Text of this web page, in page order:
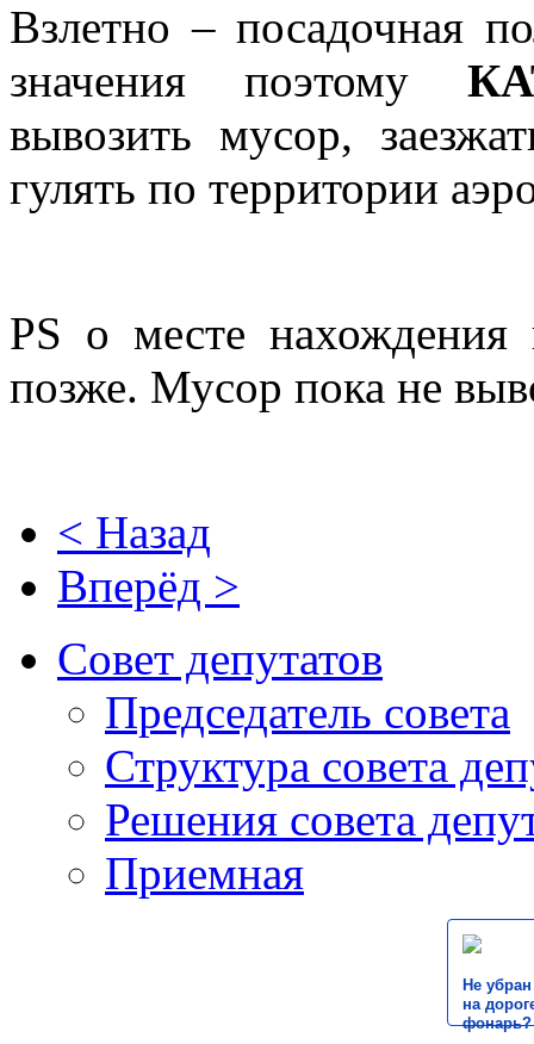
Взлетно – посадочная
значения поэтому
вывозить мусор,
гулять по территории
РS о месте нахождения
позже. Мусор пока не
< Назад
Вперёд >
Совет депутатов
Председатель совета
Структура совета
Решения совета
Приемная
Не
на
фонарь?